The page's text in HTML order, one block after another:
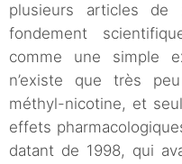
plusieurs articles de
fondement
comme une simple
n’existe que très
méthyl-nicotine, et
effets
datant de 1998, qui